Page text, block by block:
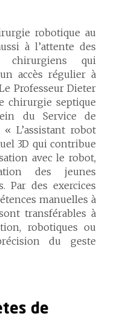
robotique au
à l’attente des
chirurgiens qui
accès régulier à
Professeur Dieter
chirurgie septique
du Service de
L’assistant robot
3D qui contribue
avec le robot,
des jeunes
Par des exercices
manuelles à
transférables à
robotiques ou
du geste
de